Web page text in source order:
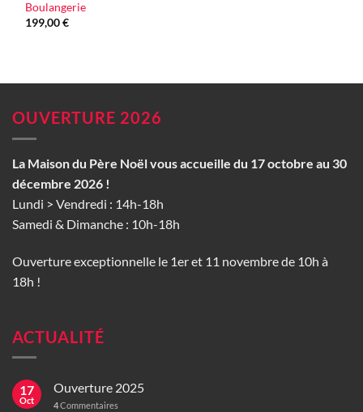
Boulangerie
199,00€
OUVERTURE 2026
La Maison du Père Noël vous accueille du 17 octobre au 30
décembre 2026 !
Lundi > Vendredi : 14h-18h
Samedi & Dimanche : 10h-18h
Ouverture exceptionnelle le 1er et 11 novembre de 10h à
18h !
ACTUALITÉ
17
Oct
Ouverture 2025
4Commentaires